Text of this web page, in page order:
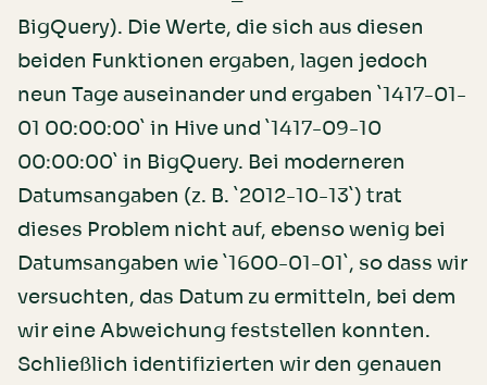
BigQuery). Die Werte, die sich aus diesen
beiden Funktionen ergaben, lagen jedoch
neun Tage auseinander und ergaben `1417-01-
01 00:00:00` in Hive und `1417-09-10
00:00:00` in BigQuery. Bei moderneren
Datumsangaben (z. B. `2012-10-13`) trat
dieses Problem nicht auf, ebenso wenig bei
Datumsangaben wie `1600-01-01`, so dass wir
versuchten, das Datum zu ermitteln, bei dem
wir eine Abweichung feststellen konnten.
Schließlich identifizierten wir den genauen